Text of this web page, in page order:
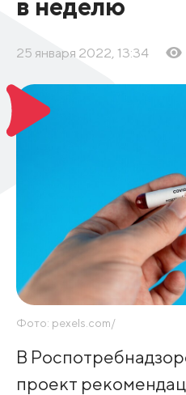
в неделю
25 января 2022, 13:34
Фото: pexels.com/
В
проект